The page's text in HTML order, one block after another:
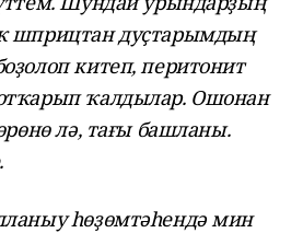
шприцтан дуҫтарымдың
китеп, перитонит
ҡалдылар. Ошонан
лә, тағы башланы.
һөҙөмтәһендә мин